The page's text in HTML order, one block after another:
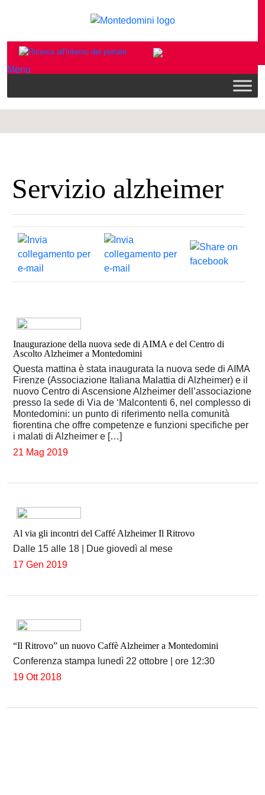
Menu
Servizio alzheimer
Inaugurazione della nuova sede di AIMA e del Centro di
Ascolto Alzheimer a Montedomini
Questa mattina è stata inaugurata la nuova sede di AIMA
Firenze (Associazione Italiana Malattia di Alzheimer) e il
nuovo Centro di Ascensione Alzheimer dell’associazione
presso la sede di Via de ‘Malcontenti 6, nel complesso di
Montedomini: un punto di riferimento nella comunità
fiorentina che offre competenze e funzioni specifiche per
i malati di Alzheimer e […]
21 Mag 2019
Al via gli incontri del Caffé Alzheimer Il Ritrovo
Dalle 15 alle 18 | Due giovedì al mese
17 Gen 2019
“Il Ritrovo” un nuovo Caffè Alzheimer a Montedomini
Conferenza stampa lunedì 22 ottobre | ore 12:30
19 Ott 2018